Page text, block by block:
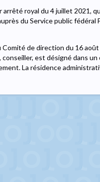
arrêté royal du 4 juillet 2021,
du Service public fédéral
Comité de direction du 16
est désigné dans
La résidence